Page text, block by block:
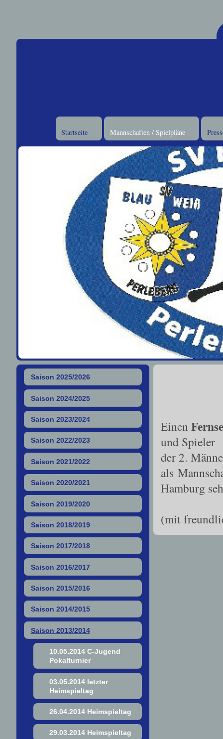
Startseite Mannschaften / Spielpläne
Einen
und Spieler
der 2.
als
Hamburg
(mit
Saison 2025/2026
Saison 2024/2025
Saison 2023/2024
Saison 2022/2023
Saison 2021/2022
Saison 2020/2021
Saison 2019/2020
Saison 2018/2019
Saison 2017/2018
Saison 2016/2017
Saison 2015/2016
Saison 2014/2015
Saison 2013/2014
10.05.2014 C-Jugend
Pokalturnier
03.05.2014 letzter
Heimspieltag
26.04.2014 Heimspieltag
29.03.2014 Heimspieltag